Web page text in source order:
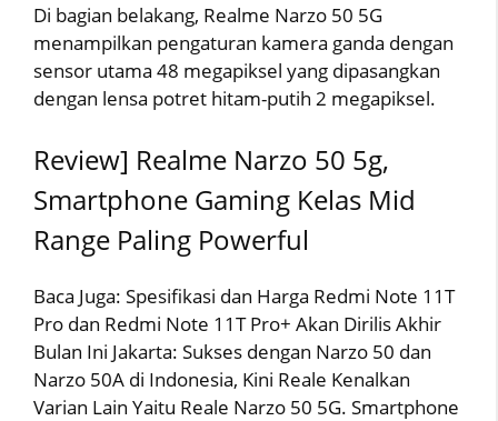
Di bagian belakang, Realme Narzo 50 5G
menampilkan pengaturan kamera ganda dengan
sensor utama 48 megapiksel yang dipasangkan
dengan lensa potret hitam-putih 2 megapiksel.
Review] Realme Narzo 50 5g,
Smartphone Gaming Kelas Mid
Range Paling Powerful
Baca Juga: Spesifikasi dan Harga Redmi Note 11T
Pro dan Redmi Note 11T Pro+ Akan Dirilis Akhir
Bulan Ini Jakarta: Sukses dengan Narzo 50 dan
Narzo 50A di Indonesia, Kini Reale Kenalkan
Varian Lain Yaitu Reale Narzo 50 5G. Smartphone